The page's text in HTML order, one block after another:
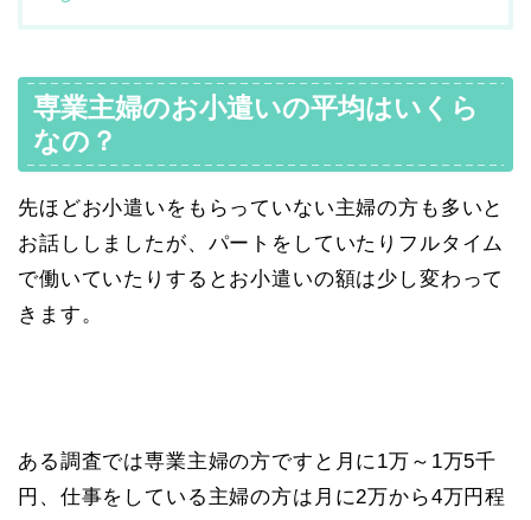
専業主婦のお小遣いの平均はいくら
なの？
先ほどお小遣いをもらっていない主婦の方も多いと
お話ししましたが、パートをしていたりフルタイム
で働いていたりするとお小遣いの額は少し変わって
きます。
ある調査では専業主婦の方ですと月に1万～1万5千
円、仕事をしている主婦の方は月に2万から4万円程